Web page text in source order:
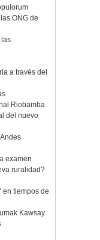
ONG de
las
a través del
Riobamba
del nuevo
examen
ruralidad?
en tiempos de
Kawsay